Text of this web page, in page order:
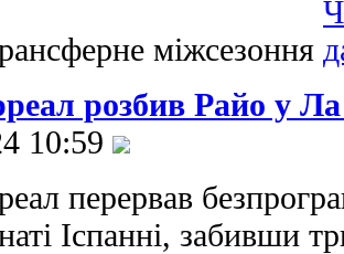
міжсезоння
розбив Райо у
10:59
перервав
Іспанні, забивши